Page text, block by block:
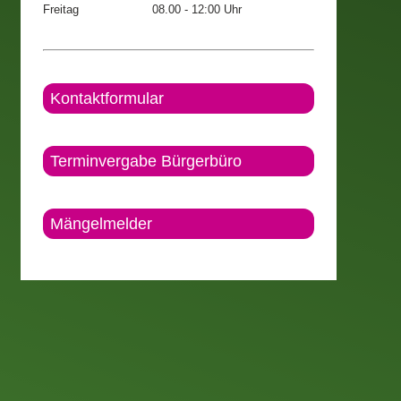
Freitag 08.00 - 12:00 Uhr
Kontaktformular
Terminvergabe Bürgerbüro
Mängelmelder